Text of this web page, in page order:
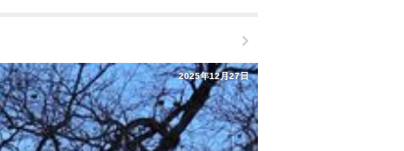
2025年12月27日